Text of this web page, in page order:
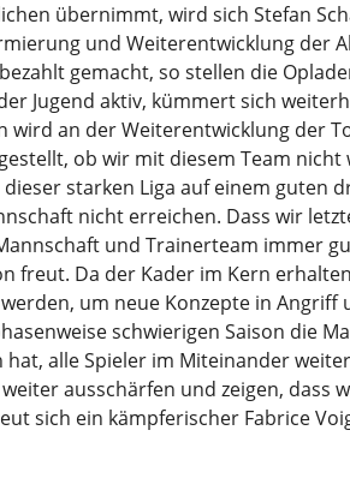
übernimmt, wird sich Stefan
und Weiterentwicklung der
gemacht, so stellen die
Jugend aktiv, kümmert sich
wird an der Weiterentwicklung der
ob wir mit diesem Team
starken Liga auf einem guten
nicht erreichen. Dass wir
und Trainerteam immer
freut. Da der Kader im Kern
um neue Konzepte in Angriff
schwierigen Saison die
alle Spieler im Miteinander
ausschärfen und zeigen, dass
sich ein kämpferischer Fabrice